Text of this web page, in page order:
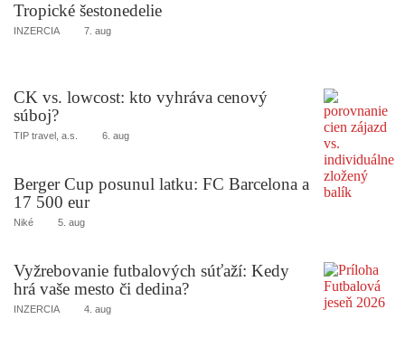
Tropické šestonedelie
INZERCIA 7. aug
CK vs. lowcost: kto vyhráva cenový
súboj?
TIP travel, a.s. 6. aug
Berger Cup posunul latku: FC Barcelona a
17 500 eur
Niké 5. aug
Vyžrebovanie futbalových súťaží: Kedy
hrá vaše mesto či dedina?
INZERCIA 4. aug